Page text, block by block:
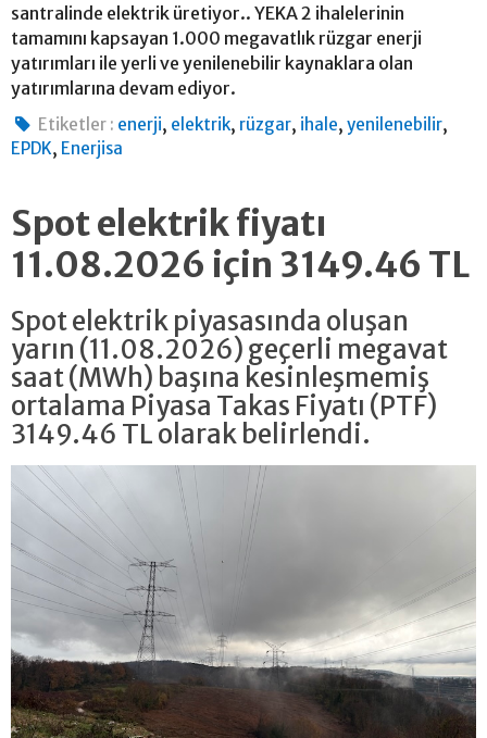
santralinde elektrik üretiyor.. YEKA 2 ihalelerinin
tamamını kapsayan 1.000 megavatlık rüzgar enerji
yatırımları ile yerli ve yenilenebilir kaynaklara olan
yatırımlarına devam ediyor.
Etiketler : enerji, elektrik, rüzgar, ihale,yenilenebilir,
EPDK, Enerjisa
Spot elektrik fiyatı
11.08.2026 için 3149.46 TL
Spot elektrik piyasasında oluşan
yarın (11.08.2026) geçerli megavat
saat (MWh) başına kesinleşmemiş
ortalama Piyasa Takas Fiyatı (PTF)
3149.46 TL olarak belirlendi.